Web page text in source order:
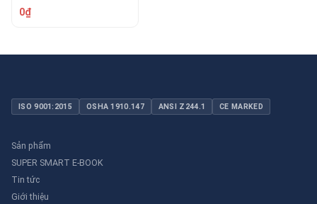
TOMOKEN TMK-VT1B-
0.6
0₫
ISO 9001:2015 OSHA 1910.147 ANSI Z244.1 CE MARKED
Sản phẩm
SUPER SMART E-BOOK
Tin tức
Giới thiệu